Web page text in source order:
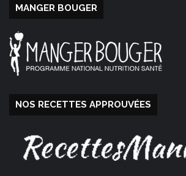
MANGER BOUGER
NOS RECETTES APPROUVÉES